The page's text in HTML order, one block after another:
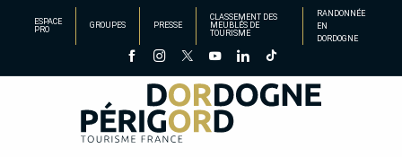
principal
ESPACE
PRO
GROUPES PRESSE
CLASSEMENT DES
MEUBLÉS DE
TOURISME
RANDONNÉE
EN
DORDOGNE